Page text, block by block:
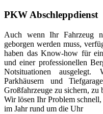
PKW Abschleppdienst
Auch wenn Ihr Fahrzeug
geborgen werden muss,
haben das Know-how für
und einer professionellen
Notsituationen
Parkhäusern und
Großfahrzeuge zu sichern, zu
Wir lösen Ihr Problem
im Jahr rund um die Uhr